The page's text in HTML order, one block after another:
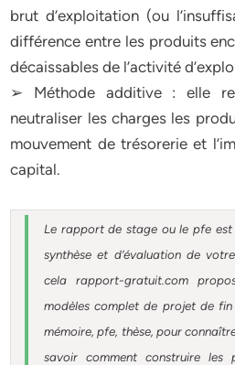
brut d’exploitation (ou
différence entre les produits
décaissables de l’activité
➢ Méthode additive : elle
neutraliser les charges les
mouvement de trésorerie et
capital.
Le rapport de stage ou le pfe est
synthèse et d’évaluation de
cela rapport-gratuit.com
modèles complet de projet de
mémoire, pfe, thèse, pour
savoir comment construire les